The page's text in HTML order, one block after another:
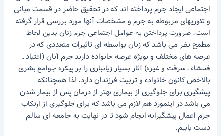
اجتماعی ایجاد جرم پرداخته اند که در تحقیق حاضر در قسمت مبانی
و تئوریهای مربوطه به جرم و مشخصات آنها مورد بررسی قرار گرفته
است. ضرورت پرداختن به عوامل اجتماعی جرم زنان بدین لحاظ
مطمح نظر می باشد که زنان بواسطه ای تاثیرات متعددی که در
عرصه های مختلف و بویژه عرصه خانواده دارند جرم آنان (اعتیاد ـ
فحشاء ـ سرقت و غیره) آثار بسیار زیانباری را بر پیکره جوامع بشری
بالاخص کانون خانواده و تربیت فرزندان دارد. لذا همچنانکه
پیشگیری برای جلوگیری از بیماری بهتر از درمان پس از بیمار شدن
می باشد در اینمورد هم لازم می باشد که برای جلوگیری از ارتکاب
جرم اعمال پیشگیرانه انجام شود تا در نهایت به جامعه ای سالم
دست یابیم.